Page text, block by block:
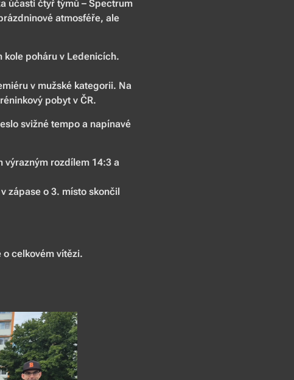
účasti čtyř týmů – Spectrum
atmosféře, ale
kole poháru v Ledenicích.
v mužské kategorii. Na
pobyt v ČR.
svižné tempo a napínavé
výrazným rozdílem 14:3 a
zápase o 3. místo skončil
celkovém vítězi.